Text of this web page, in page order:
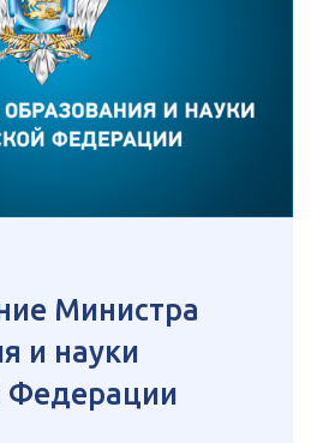
Министра
и науки
Федерации